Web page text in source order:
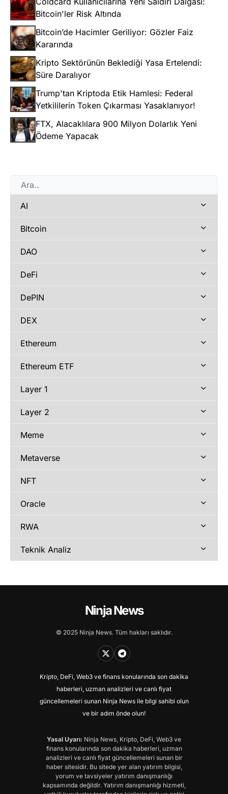
Bitcoin'ler Risk Altında
Bitcoin’de Hacimler Geriliyor: Gözler Faiz
Kararında
Kripto Sektörünün Beklediği Yasa Ertelendi:
Süre Daralıyor
Trump'tan Kriptoda Etik Hamlesi: Federal
Yetkililerin Token Çıkarması Yasaklanıyor!
FTX, Alacaklılara 900 Milyon Dolarlık Yeni
Ödeme Yapacak
AI
Bitcoin
DAO
DeFi
DePIN
DEX
Ethereum
Ethereum ETF
Layer 1
Layer 2
Meme
Metaverse
NFT
Oracle
RWA
Teknik Analiz
Ninja News
© 2025 Ninja News. Tüm hakları saklıdır.
Kripto, DeFi, Web3 ve finans konularında son dakika
haberleri, uzman analizleri ve canlı fiyat
güncellemeleri sunan Ninja News ile bilgi sahibi olun
ve bir adım önde olun!
Yasal Uyarı: Ninja News, Kripto, DeFi, Web3 ve
finans konularında son dakika haberleri, uzman
analizleri ve canlı fiyat güncellemeleri sunan bir
haber sitesidir. Bu sitede yer alan yatırım bilgisi,
yorum ve tavsiyeler yatırım danışmanlığı
kapsamında değildir. Yatırım danışmanlığı hizmeti,